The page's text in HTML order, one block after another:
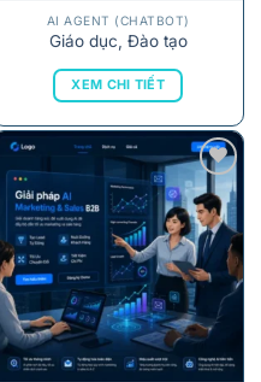
AI AGENT (CHATBOT)
Giáo dục, Đào tạo
XEM CHI TIẾT